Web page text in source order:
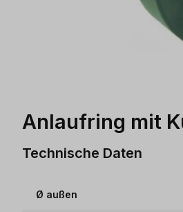
Anlaufring mit
Technische Daten
Ø außen